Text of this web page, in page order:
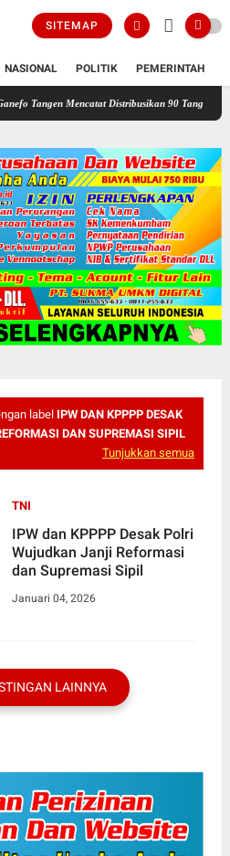
SITEMAP
NASIONAL POLITIK PEMERINTAH
Tangen Mencatat Distribusikan 90 Tangki Air
label IPW DAN KPPPP DESAK
DAN SUPREMASI SIPIL
Tunjukkan semua
TNI
IPW dan KPPPP Desak Polri
Wujudkan Janji Reformasi
dan Supremasi Sipil
Januari 04, 2026
LAINNYA